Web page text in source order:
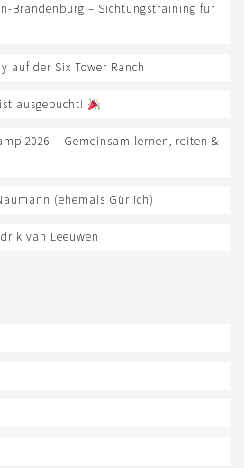
Brandenburg – Sichtungstraining für
auf der Six Tower Ranch
ausgebucht!
2026 – Gemeinsam lernen, reiten &
(ehemals Gürlich)
van Leeuwen